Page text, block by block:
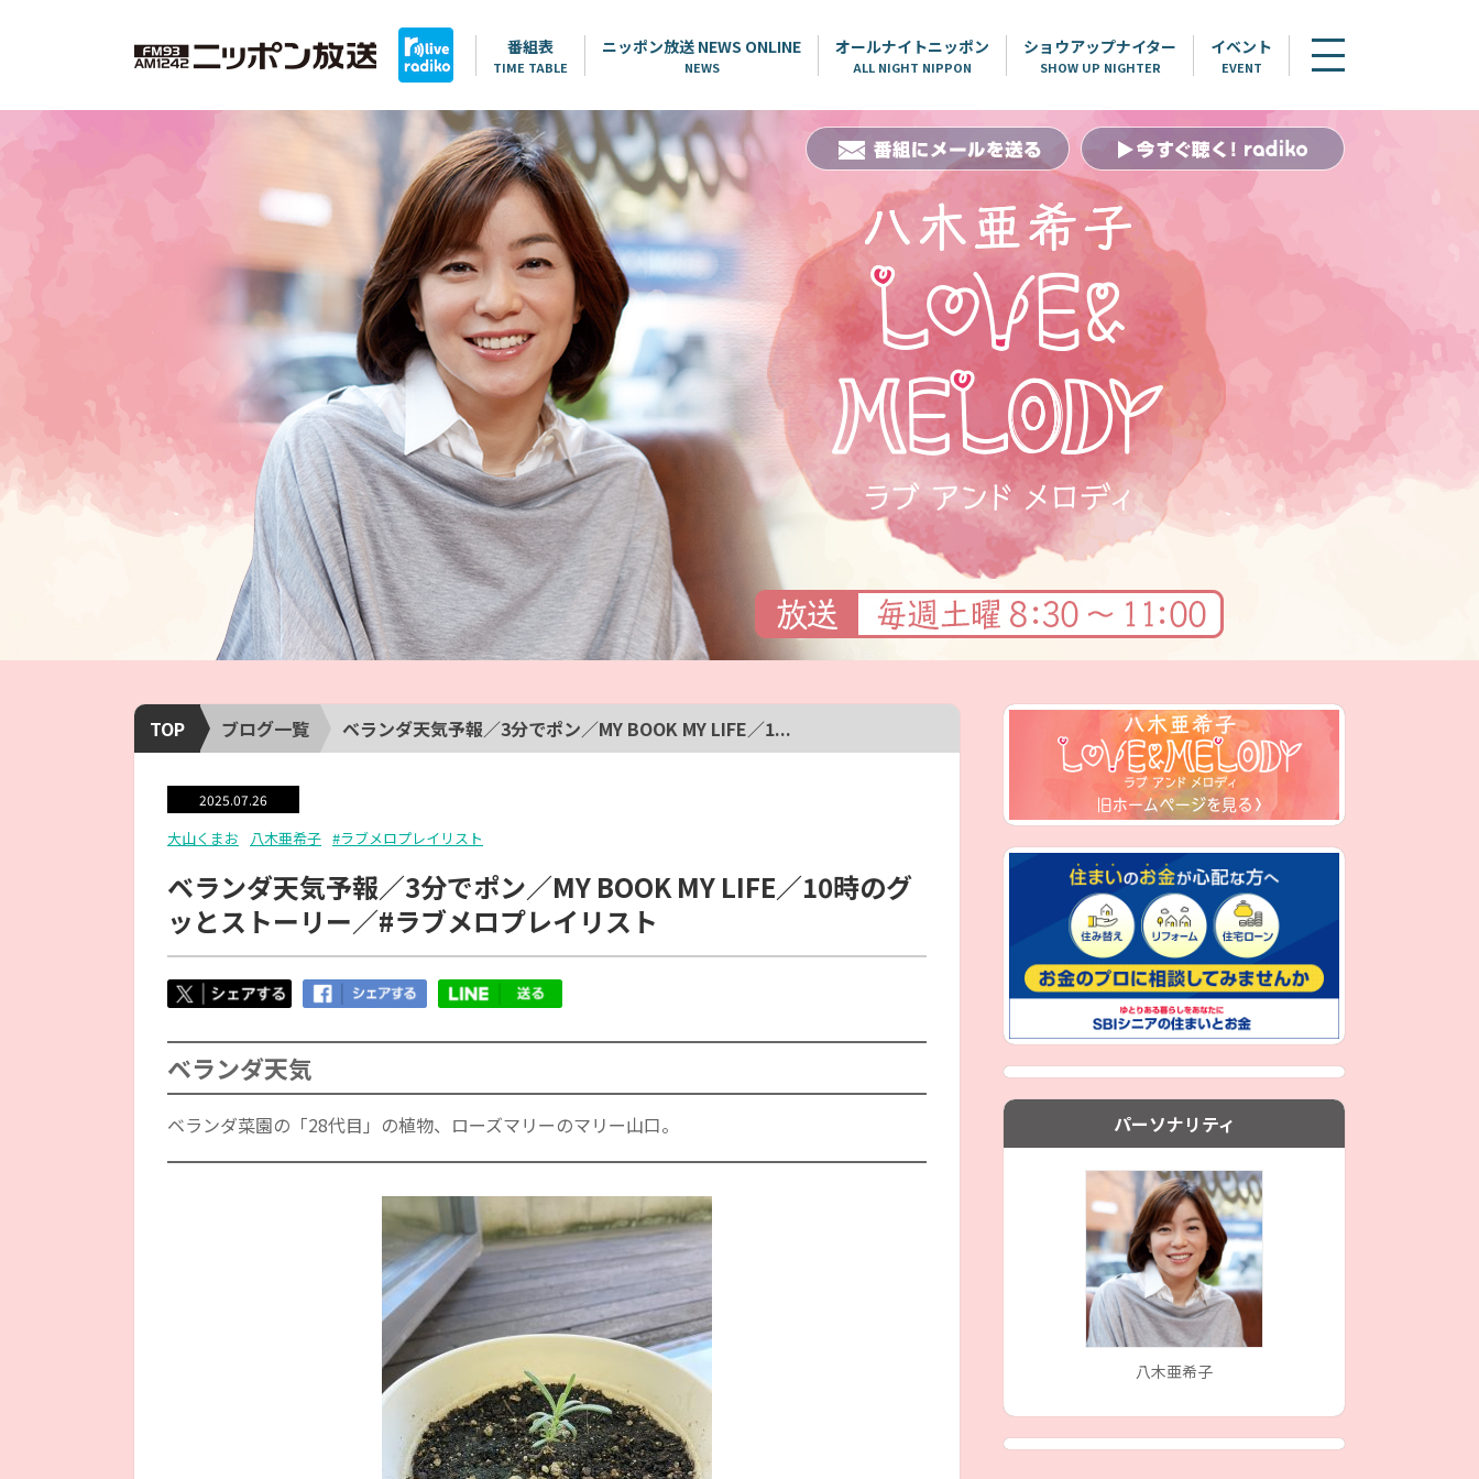
番組表
TIME TABLE
ニッポン放送 NEWS ONLINE
NEWS
オールナイトニッポン
ALL NIGHT NIPPON
ショウアップナイター
SHOW UP NIGHTER
イベント
EVENT
TOP ブログ一覧 ベランダ天気予報／3分でポン／MY BOOK MY LIFE／1...
2025.07.26
大山くまお 八木亜希子 #ラブメロプレイリスト
ベランダ天気予報／3分でポン／MY BOOK MY LIFE／10時のグ
ッとストーリー／#ラブメロプレイリスト
ベランダ天気
ベランダ菜園の「28代目」の植物、ローズマリーのマリー山口。 パーソナリティ
八木亜希子